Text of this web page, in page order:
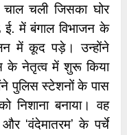
चली जिसका घोर
ई. में बंगाल विभाजन के
में कूद पड़े। उन्होंने
के नेतृत्व में शुरू किया
पुलिस स्टेशनों के पास
निशाना बनाया। वह
और ‘वंदेमातरम’ के पर्चे